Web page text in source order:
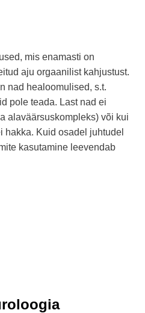
mis enamasti on
aju orgaanilist kahjustust.
nad healoomulised, s.t.
pole teada. Last nad ei
alaväärsuskompleks) või kui
hakka. Kuid osadel juhtudel
kasutamine leevendab